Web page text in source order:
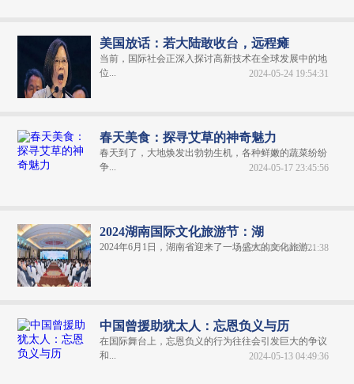
美国放话：若大陆敢收台，远程瘫
当前，国际社会正深入探讨高新技术在全球发展中的地
位...
2024-05-24 19:54:31
春天美食：探寻艾草的神奇魅力
春天到了，大地焕发出勃勃生机，各种鲜嫩的蔬菜纷纷
争...
2024-05-17 23:45:56
2024湖南国际文化旅游节：湖
2024年6月1日，湖南省迎来了一场盛大的文化旅游...
2024-06-04 20:21:38
中国曾援助犹太人：忘恩负义与历
在国际舞台上，忘恩负义的行为往往会引发巨大的争议
和...
2024-05-13 04:49:36